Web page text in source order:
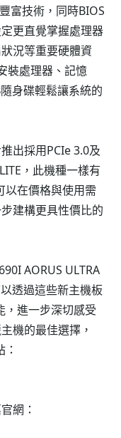
富技術，同時BIOS
更直覺掌握處理器
況等重要硬體資
裝處理器、記憶
身碟輕鬆讓系統的
出採用PCIe 3.0及
，此機種一樣有
以在價格與使用需
建構更具性價比的
AORUS ULTRA
透過這些新主機板
，進一步深切感受
機的最佳選擇，
網：